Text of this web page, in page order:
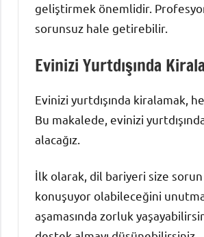
geliştirmek önemlidir.
sorunsuz hale getirebilir.
Evinizi Yurtdışında
Evinizi yurtdışında kiralamak,
Bu makalede, evinizi
alacağız.
İlk olarak, dil bariyeri size
konuşuyor olabileceğini
aşamasında zorluk